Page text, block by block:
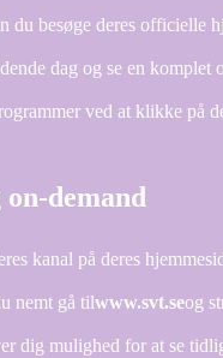
du besøge deres officielle
dag og se en komplet
ved at klikke på
demand
kanal på deres
nemt gå tilwww.svt.seog
dig mulighed for at se